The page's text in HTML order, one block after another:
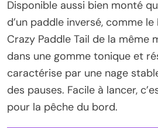
Disponible aussi bien monté
d’un paddle inversé, comme
Crazy Paddle Tail de la même
dans une gomme tonique et
caractérise par une nage
des pauses. Facile à lancer,
pour la pêche du bord.